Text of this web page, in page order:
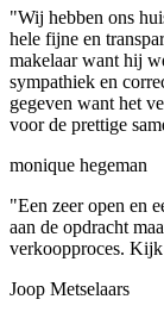
"Wij hebben ons
hele fijne en
makelaar want hij
sympathiek en
gegeven want het
voor de prettige
monique hegeman
"Een zeer open en
aan de opdracht
verkoopproces.
Joop Metselaars